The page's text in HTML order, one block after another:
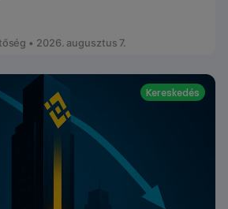
• 2026. augusztus 7.
Kereskedés